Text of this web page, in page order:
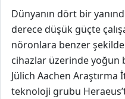
Dünyanın dört bir
derece düşük güçte
nöronlara benzer
cihazlar üzerinde yoğun
Jülich Aachen Araştırma
teknoloji grubu